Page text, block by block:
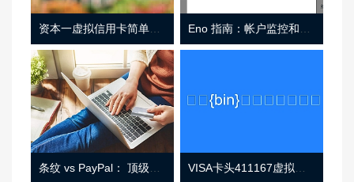
资本一虚拟信用卡简单介绍
条纹 vs PayPal： 顶级功能， 定价 （和更多！ VISA卡头411167虚拟卡基础信息